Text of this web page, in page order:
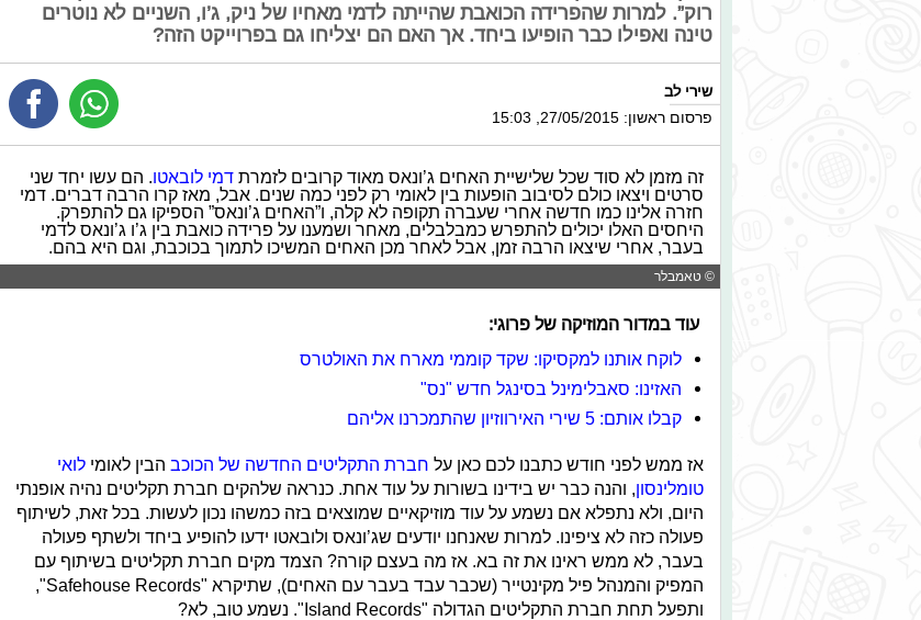
רוק”. למרות שהפרידה הכואבת שהייתה לדמי מאחיו של ניק, ג’ו, השניים לא נוטרים
טינה ואפילו כבר הופיעו ביחד. אך האם הם יצליחו גם בפרוייקט הזה?
שירי לב
פרסום ראשון: 27/05/2015, 15:03
זה מזמן לא סוד שכל שלישיית האחים ג’ונאס מאוד קרובים לזמרת דמי לובאטו. הם עשו יחד שני
סרטים ויצאו כולם לסיבוב הופעות בין לאומי רק לפני כמה שנים. אבל, מאז קרו הרבה דברים. דמי
חזרה אלינו כמו חדשה אחרי שעברה תקופה לא קלה, ו”האחים ג’ונאס” הספיקו גם להתפרק.
היחסים האלו יכולים להתפרש כמבלבלים, מאחר ושמענו על פרידה כואבת בין ג’ו ג’ונאס לדמי
בעבר, אחרי שיצאו הרבה זמן, אבל לאחר מכן האחים המשיכו לתמוך בכוכבת, וגם היא בהם.
© טאמבלר
עוד במדור המוזיקה של פרוגי:
לוקח אותנו למקסיקו: שקד קוממי מארח את האולטרס
האזינו: סאבלימינל בסינגל חדש "נס"
קבלו אותם: 5 שירי האירווזיון שהתמכרנו אליהם
אז ממש לפני חודש כתבנו לכם כאן על חברת התקליטים החדשה של הכוכב הבין לאומי לואי
טומלינסון, והנה כבר יש בידינו בשורות על עוד אחת. כנראה שלהקים חברת תקליטים נהיה אופנתי
היום, ולא נתפלא אם נשמע על עוד מוזיקאיים שמוצאים בזה כמשהו נכון לעשות. בכל זאת, לשיתוף
פעולה כזה לא ציפינו. למרות שאנחנו יודעים שג’ונאס ולובאטו ידעו להופיע ביחד ולשתף פעולה
בעבר, לא ממש ראינו את זה בא. אז מה בעצם קורה? הצמד מקים חברת תקליטים בשיתוף עם
המפיק והמנהל פיל מקינטייר (שכבר עבד בעבר עם האחים), שתיקרא "Safehouse Records",
ותפעל תחת חברת התקליטים הגדולה "Island Records". נשמע טוב, לא?